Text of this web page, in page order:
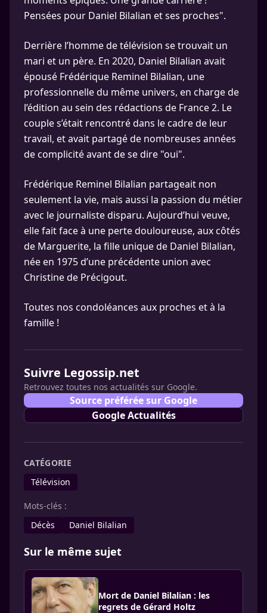
Pensées pour Daniel Bilalian et ses proches".
Derrière l’homme de télévision se trouvait un
mari et un père. En 2020, Daniel Bilalian avait
épousé Frédérique Reminel Bilalian, une
professionnelle du même univers, en charge de
l’édition au sein des rédactions de France 2. Le
couple s’était rencontré dans le cadre de leur
travail, et avait partagé de nombreuses années
de complicité avant de se dire "oui".
Frédérique Reminel Bilalian partageait non
seulement la vie, mais aussi la passion du métier
avec le journaliste disparu. Aujourd’hui veuve,
elle fait face à une perte douloureuse, aux côtés
de Marguerite, la fille unique de Daniel Bilalian,
née en 1975 d’une précédente union avec
Christine de Précigout.
Toutes nos condoléances aux proches et à la
famille !
Suivre Legossip.net
Retrouvez toutes nos actualités sur Google.
Source préférée sur Google
Google Actualités
CATÉGORIE
Télévision
Mots-clés :
Décès
Daniel Bilalian
Sur le même sujet
Mort de Daniel Bilalian : les
regrets de Gérard Holtz